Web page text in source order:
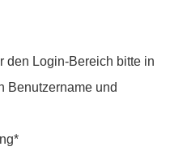
den Login-Bereich bitte in
Benutzername und
*